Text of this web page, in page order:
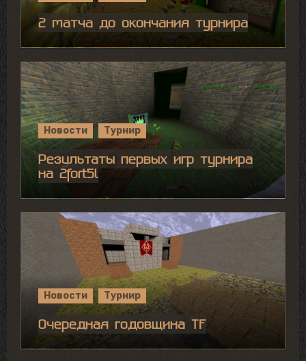
2 матча до окончания турнира
Новости Турнир
Результаты первых игр турнира
на 2fort5l
Новости Турнир
Очередная годовщина TF